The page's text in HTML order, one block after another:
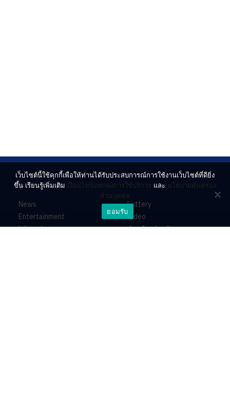
News
Entertainment
Lifestyle
Lottery
Video
ร่วมด้วยช่วยกัน
เว็บไซต์นี้ใช้คุกกี้เพื่อให้ท่านได้รับประสบการณ์การใช้งานเว็บไซต์ที่ดียิ่ง
ขึ้น เรียนรู้เพิ่มเติม เงื่อนไขข้อตกลงการใช้บริการ และ นโยบายคุ้มครอง
ส่วนบุคคล
ยอมรับ